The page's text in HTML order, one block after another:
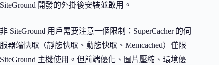
SiteGround 開發的外掛後安裝並啟用。
非 SiteGround 用戶需要注意一個限制：SuperCacher 的伺
服器端快取（靜態快取、動態快取、Memcached）僅限
SiteGround 主機使用。但前端優化、圖片壓縮、環境優